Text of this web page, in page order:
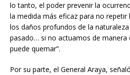
lo tanto, el poder prevenir la
la medida más eficaz para no
los daños profundos de la
pasado… si no actuamos de manera
puede quemar”.
Por su parte, el General Araya,